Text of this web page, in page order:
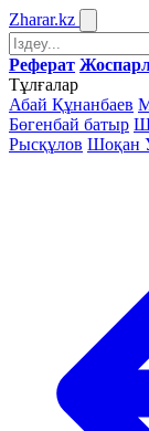
Zharar.kz
Реферат
Тұлғалар
Абай Құнанбаев
Бөгенбай батыр
Рысқұлов Шоқан